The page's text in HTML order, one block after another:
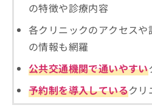
の特徴や診療内容
各クリニックのアクセス
の情報も網羅
公共交通機関で通いやすい
予約制を導入しているクリ
ニッ
予
症状
相談
はで
きま
情
充
お
申
資
求